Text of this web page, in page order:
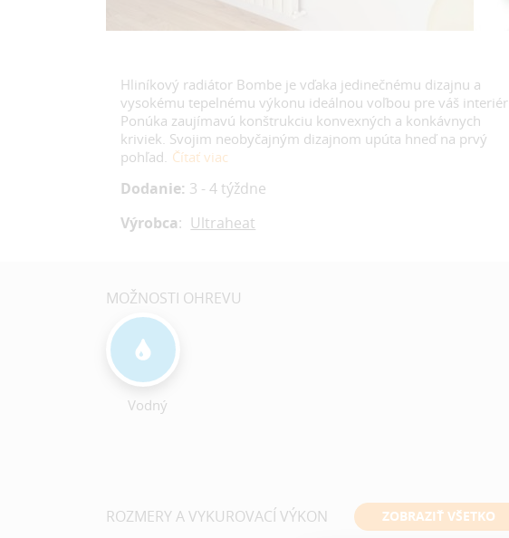
Hliníkový radiátor Bombe je vďaka jedinečnému dizajnu a
vysokému tepelnému výkonu ideálnou voľbou pre váš interiér.
Ponúka zaujímavú konštrukciu konvexných a konkávnych
kriviek. Svojim neobyčajným dizajnom upúta hneď na prvý
pohľad. Čítať viac
Dodanie: 3 - 4 týždne
Výrobca: Ultraheat
MOŽNOSTI OHREVU
Vodný
ROZMERY A VYKUROVACÍ VÝKON ZOBRAZIŤ VŠETKO